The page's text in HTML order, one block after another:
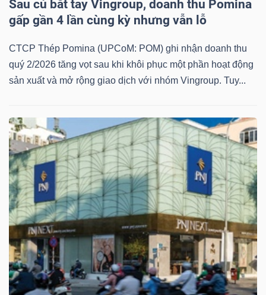
Sau cú bắt tay Vingroup, doanh thu Pomina
gấp gần 4 lần cùng kỳ nhưng vẫn lỗ
CTCP Thép Pomina (UPCoM: POM) ghi nhận doanh thu
quý 2/2026 tăng vọt sau khi khôi phục một phần hoạt động
sản xuất và mở rộng giao dịch với nhóm Vingroup. Tuy...
YẾU
TIÊU
YẾU
CHĂM
SÓC
SỨC
KHỎE